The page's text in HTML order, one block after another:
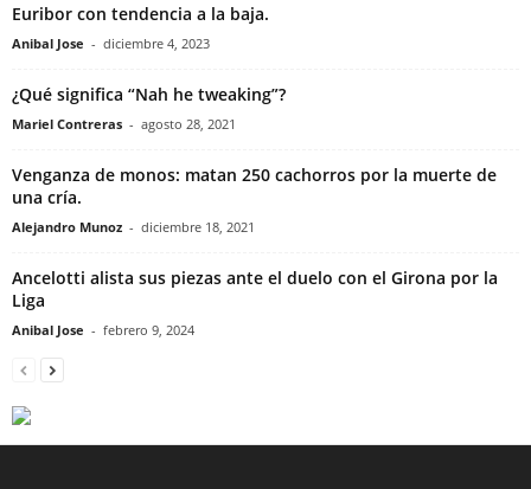
Euribor con tendencia a la baja.
Anibal Jose - diciembre 4, 2023
¿Qué significa “Nah he tweaking”?
Mariel Contreras - agosto 28, 2021
Venganza de monos: matan 250 cachorros por la muerte de
una cría.
Alejandro Munoz - diciembre 18, 2021
Ancelotti alista sus piezas ante el duelo con el Girona por la
Liga
Anibal Jose - febrero 9, 2024